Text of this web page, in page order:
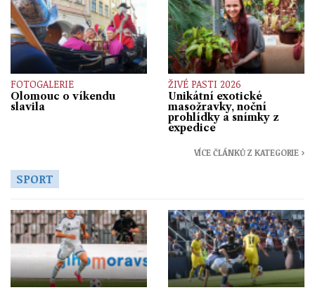
FOTOGALERIE
Olomouc o víkendu
slavila
ŽIVÉ PASTI 2026
Unikátní exotické
masožravky, noční
prohlídky a snímky z
expedice
VÍCE ČLÁNKŮ Z KATEGORIE ›
SPORT